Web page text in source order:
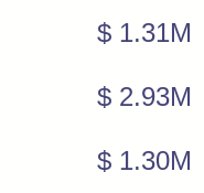
$ 1.31M
$ 2.93M
$ 1.30M